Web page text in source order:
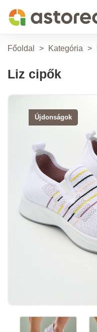
Főoldal > Kategória >
Liz cipők
Újdonságok